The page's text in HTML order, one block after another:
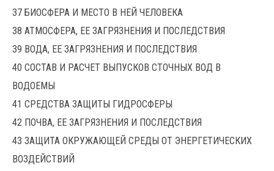
37 БИОСФЕРА И МЕСТО В НЕЙ ЧЕЛОВЕКА
38 АТМОСФЕРА, ЕЕ ЗАГРЯЗНЕНИЯ И ПОСЛЕДСТВИЯ
39 ВОДА, ЕЕ ЗАГРЯЗНЕНИЯ И ПОСЛЕДСТВИЯ
40 CОСТАВ И РАСЧЕТ ВЫПУСКОВ СТОЧНЫХ ВОД В
ВОДОЕМЫ
41 СРЕДСТВА ЗАЩИТЫ ГИДРОСФЕРЫ
42 ПОЧВА, ЕЕ ЗАГРЯЗНЕНИЯ И ПОСЛЕДСТВИЯ
43 ЗАЩИТА ОКРУЖАЮЩЕЙ СРЕДЫ ОТ ЭНЕРГЕТИЧЕСКИХ
ВОЗДЕЙСТВИЙ